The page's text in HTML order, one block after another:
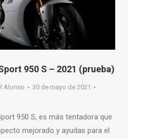
950 S – 2021 (prueba)
Alonso
30 de mayo de 2021
950 S, es más tentadora que
mejorado y ayudas para el